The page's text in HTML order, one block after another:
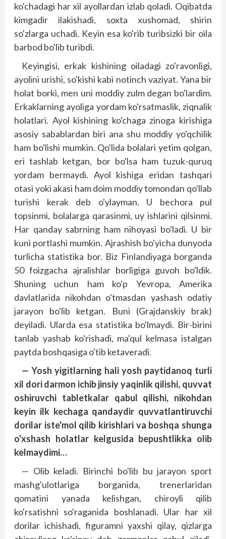
ko'chadagi har xil ayollardan izlab qoladi. Oqibatda
kimgadir ilakishadi, soxta xushomad, shirin
so'zlarga uchadi. Keyin esa ko'rib turibsizki bir oila
barbod bo'lib turibdi.
Keyingisi, erkak kishining oiladagi zo'ravonligi,
ayolini urishi, so'kishi kabi notinch vaziyat. Yana bir
holat borki, men uni moddiy zulm degan bo'lardim.
Erkaklarning ayoliga yordam ko'rsatmaslik, ziqnalik
holatlari. Ayol kishining ko'chaga zinoga kirishiga
asosiy sabablardan biri ana shu moddiy yo'qchilik
ham bo'lishi mumkin. Qo'lida bolalari yetim qolgan,
eri tashlab ketgan, bor bo'lsa ham tuzuk-quruq
yordam bermaydi. Ayol kishiga eridan tashqari
otasi yoki akasi ham doim moddiy tomondan qo'llab
turishi kerak deb o'ylayman. U bechora pul
topsinmi, bolalarga qarasinmi, uy ishlarini qilsinmi.
Har qanday sabrning ham nihoyasi bo'ladi. U bir
kuni portlashi mumkin. Ajrashish bo'yicha dunyoda
turlicha statistika bor. Biz Finlandiyaga borganda
50 foizgacha ajralishlar borligiga guvoh bo'ldik.
Shuning uchun ham ko'p Yevropa, Amerika
davlatlarida nikohdan o'tmasdan yashash odatiy
jarayon bo'lib ketgan. Buni (Grajdanskiy brak)
deyiladi. Ularda esa statistika bo'lmaydi. Bir-birini
tanlab yashab ko'rishadi, ma'qul kelmasa istalgan
paytda boshqasiga o'tib ketaveradi.
— Yosh yigitlarning hali yosh paytidanoq turli
xil dori darmon ichib jinsiy yaqinlik qilishi, quvvat
oshiruvchi tabletkalar qabul qilishi, nikohdan
keyin ilk kechaga qandaydir quvvatlantiruvchi
dorilar iste'mol qilib kirishlari va boshqa shunga
o'xshash holatlar kelgusida bepushtlikka olib
kelmaydimi…
— Olib keladi. Birinchi bo'lib bu jarayon sport
mashg'ulotlariga borganida, trenerlaridan
qomatini yanada kelishgan, chiroyli qilib
ko'rsatishni so'raganida boshlanadi. Ular har xil
dorilar ichishadi, figuramni yaxshi qilay, qizlarga